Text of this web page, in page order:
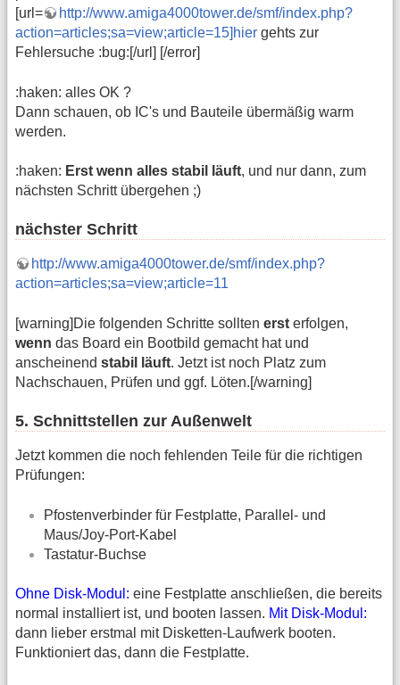
[url=
http://www.amiga4000tower.de/smf/index.php?
action=articles;sa=view;article=15]hier gehts zur
Fehlersuche :bug:[/url] [/error]
:haken: alles OK ?
Dann schauen, ob IC's und Bauteile übermäßig warm
werden.
:haken: Erst wenn alles stabil läuft, und nur dann, zum
nächsten Schritt übergehen ;)
nächster Schritt
http://www.amiga4000tower.de/smf/index.php?
action=articles;sa=view;article=11
[warning]Die folgenden Schritte sollten erst erfolgen,
wenn das Board ein Bootbild gemacht hat und
anscheinend stabil läuft. Jetzt ist noch Platz zum
Nachschauen, Prüfen und ggf. Löten.[/warning]
5. Schnittstellen zur Außenwelt
Jetzt kommen die noch fehlenden Teile für die richtigen
Prüfungen:
Pfostenverbinder für Festplatte, Parallel- und
Maus/Joy-Port-Kabel
Tastatur-Buchse
Ohne Disk-Modul: eine Festplatte anschließen, die bereits
normal installiert ist, und booten lassen. Mit Disk-Modul:
dann lieber erstmal mit Disketten-Laufwerk booten.
Funktioniert das, dann die Festplatte.